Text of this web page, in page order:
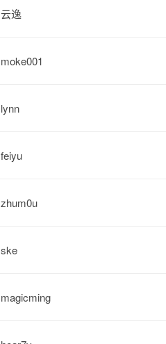
云逸
moke001
lynn
feiyu
zhum0u
ske
magicming